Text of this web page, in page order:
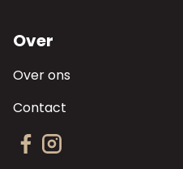
Over
Over ons
Contact